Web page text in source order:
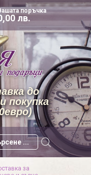
поръчка
лв.
до
покупка
за